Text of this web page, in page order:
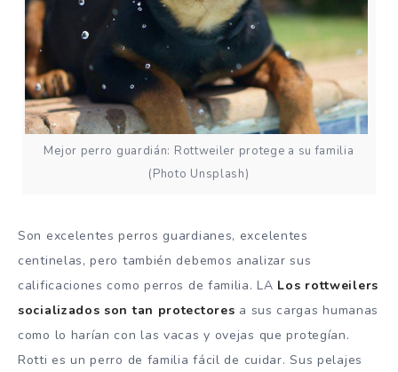
Mejor perro guardián: Rottweiler protege a su familia
(Photo Unsplash)
Son excelentes perros guardianes, excelentes
centinelas, pero también debemos analizar sus
calificaciones como perros de familia. LA Los rottweilers
socializados son tan protectores a sus cargas humanas
como lo harían con las vacas y ovejas que protegían.
Rotti es un perro de familia fácil de cuidar. Sus pelajes